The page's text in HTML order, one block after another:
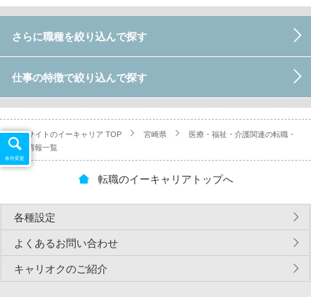
さらに職種を絞り込んで探す
仕事の特徴で絞り込んで探す
転職サイトのイーキャリア TOP 宮崎県
医療・福祉・介護関連の転職・
求人情報一覧
条件変更
転職のイーキャリアトップへ
各種設定
よくあるお問い合わせ
キャリオクのご紹介